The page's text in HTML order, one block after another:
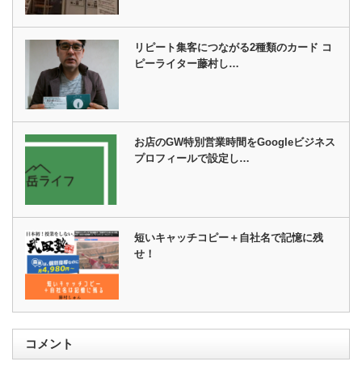
リピート集客につながる2種類のカード コ
ピーライター藤村し…
お店のGW特別営業時間をGoogleビジネス
プロフィールで設定し…
短いキャッチコピー＋自社名で記憶に残
せ！
コメント